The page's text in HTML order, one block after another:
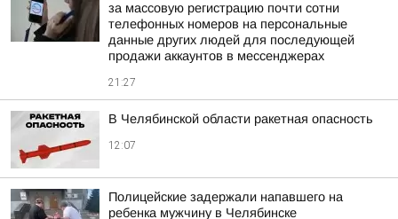
за массовую регистрацию почти сотни
телефонных номеров на персональные
данные других людей для последующей
продажи аккаунтов в мессенджерах
21:27
В Челябинской области ракетная опасность
12:07
Полицейские задержали напавшего на
ребенка мужчину в Челябинске